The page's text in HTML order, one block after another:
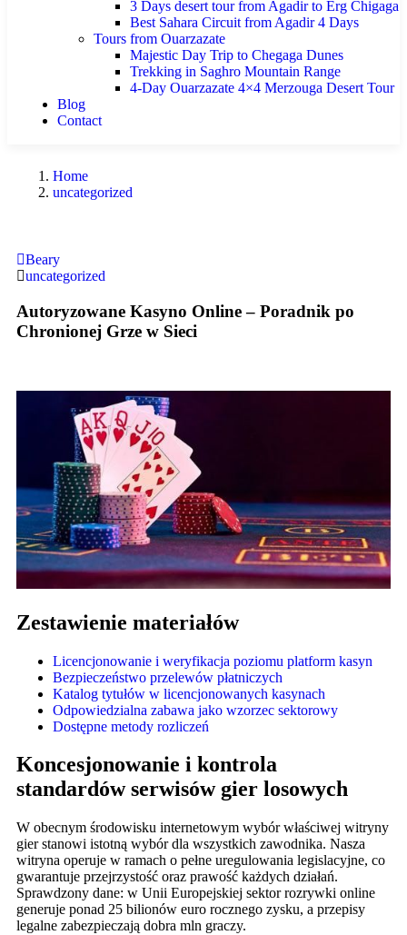
3 Days desert tour from Agadir to Erg Chigaga
Best Sahara Circuit from Agadir 4 Days
Tours from Ouarzazate
Majestic Day Trip to Chegaga Dunes
Trekking in Saghro Mountain Range
4-Day Ouarzazate 4×4 Merzouga Desert Tour
Blog
Contact
Home
uncategorized
Beary
uncategorized
Autoryzowane Kasyno Online – Poradnik po
Chronionej Grze w Sieci
Zestawienie materiałów
Licencjonowanie i weryfikacja poziomu platform kasyn
Bezpieczeństwo przelewów płatniczych
Katalog tytułów w licencjonowanych kasynach
Odpowiedzialna zabawa jako wzorzec sektorowy
Dostępne metody rozliczeń
Koncesjonowanie i kontrola
standardów serwisów gier losowych
W obecnym środowisku internetowym wybór właściwej witryny
gier stanowi istotną wybór dla wszystkich zawodnika. Nasza
witryna operuje w ramach o pełne uregulowania legislacyjne, co
gwarantuje przejrzystość oraz prawość każdych działań.
Sprawdzony dane: w Unii Europejskiej sektor rozrywki online
generuje ponad 25 bilionów euro rocznego zysku, a przepisy
legalne zabezpieczają dobra mln graczy.